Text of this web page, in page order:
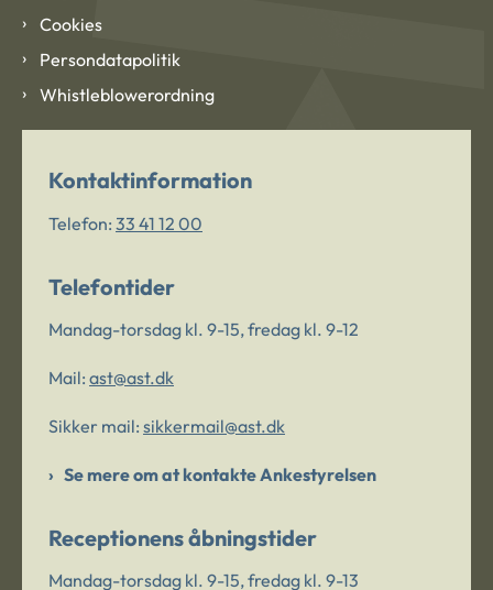
Cookies
Persondatapolitik
Whistleblowerordning
Kontaktinformation
Telefon: 33 41 12 00
Telefontider
Mandag-torsdag kl. 9-15, fredag kl. 9-12
Mail: ast@ast.dk
Sikker mail: sikkermail@ast.dk
Se mere om at kontakte Ankestyrelsen
Receptionens åbningstider
Mandag-torsdag kl. 9-15, fredag kl. 9-13